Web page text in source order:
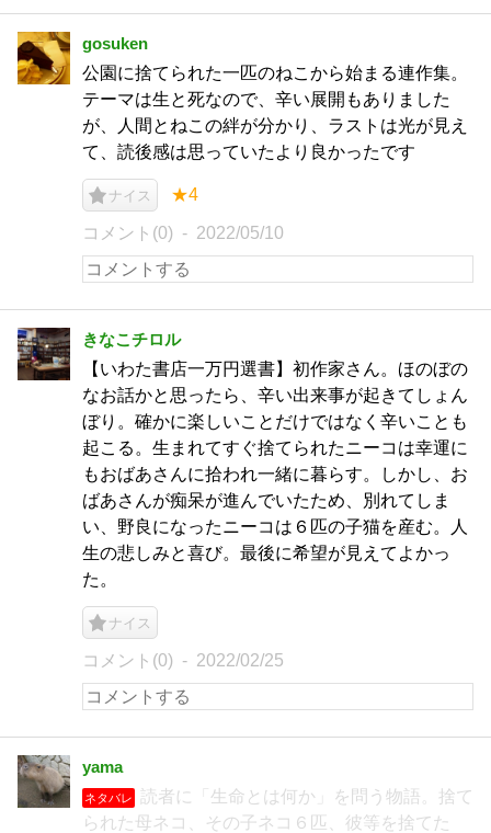
gosuken
公園に捨てられた一匹のねこから始まる連作集。
テーマは生と死なので、辛い展開もありました
が、人間とねこの絆が分かり、ラストは光が見え
て、読後感は思っていたより良かったです
ナイス ★4
コメント(0) 2022/05/10
きなこチロル
【いわた書店一万円選書】初作家さん。ほのぼの
なお話かと思ったら、辛い出来事が起きてしょん
ぼり。確かに楽しいことだけではなく辛いことも
起こる。生まれてすぐ捨てられたニーコは幸運に
もおばあさんに拾われ一緒に暮らす。しかし、お
ばあさんが痴呆が進んでいたため、別れてしま
い、野良になったニーコは６匹の子猫を産む。人
生の悲しみと喜び。最後に希望が見えてよかっ
た。
ナイス
コメント(0) 2022/02/25
yama
ネタバレ
読者に「生命とは何か」を問う物語。捨て
られた母ネコ、その子ネコ６匹、彼等を捨てた